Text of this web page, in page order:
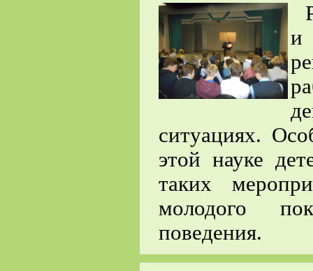
и
ситуациях.
этой науке
таких
молодого
поведения.